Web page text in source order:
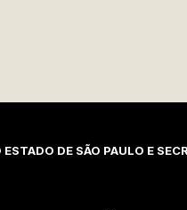
ESTADO DE SÃO PAULO E